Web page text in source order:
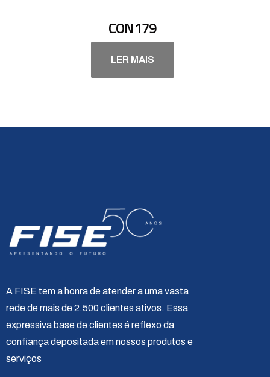
CON179
LER MAIS
A FISE tem a honra de atender a uma vasta
rede de mais de 2.500 clientes ativos. Essa
expressiva base de clientes é reflexo da
confiança depositada em nossos produtos e
serviços